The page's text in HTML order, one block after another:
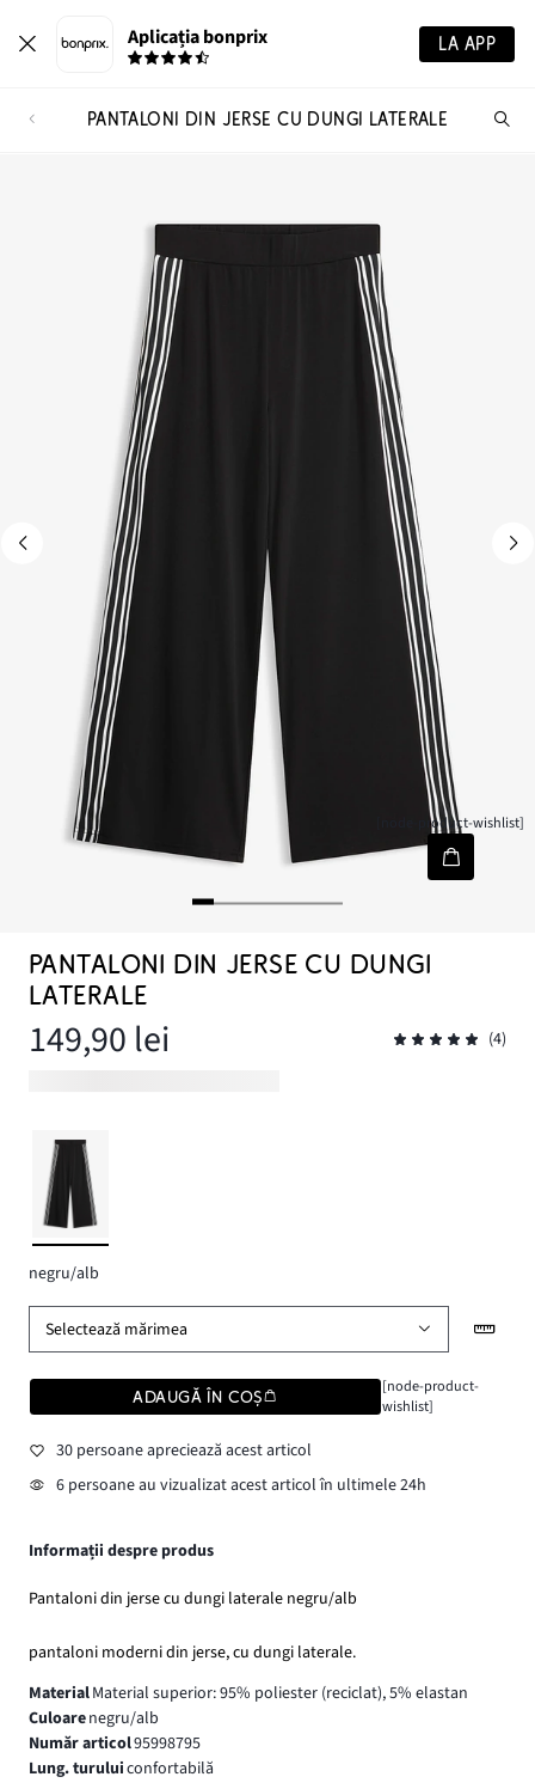
Aplicația bonprix LA APP
PANTALONI DIN JERSE CU DUNGI LATERALE
[node-product-wishlist]
PANTALONI DIN JERSE CU DUNGI
LATERALE
149,90 lei (4)
negru/alb
Selectează mărimea
ADAUGĂ ÎN COȘ
[node-product-
wishlist]
30 persoane apreciează acest articol
6 persoane au vizualizat acest articol în ultimele 24h
Informații despre produs
Pantaloni din jerse cu dungi laterale negru/alb
pantaloni moderni din jerse, cu dungi laterale.
MaterialMaterial superior: 95% poliester (reciclat), 5% elastan
Culoarenegru/alb
Număr articol95998795
Lung. turuluiconfortabilă